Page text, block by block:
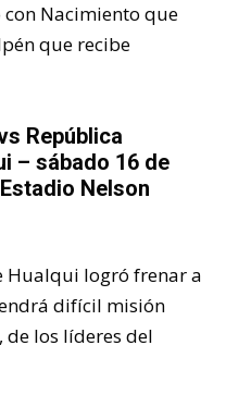
Nacimiento que
que recibe
República
– sábado 16 de
Nelson
Hualqui logró frenar a
difícil misión
de los líderes del